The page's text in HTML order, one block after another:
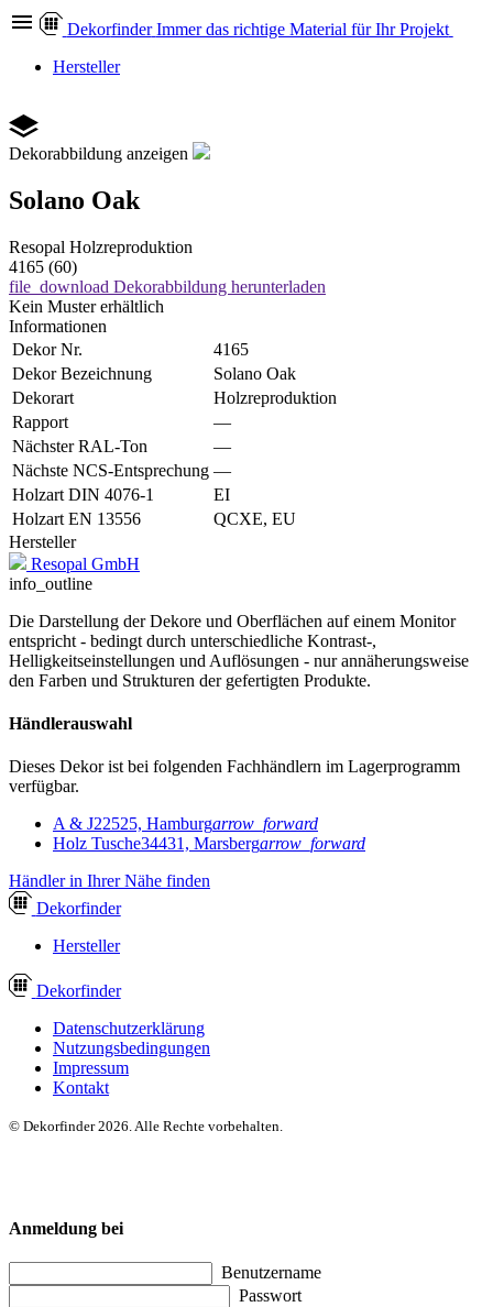
Dekorfinder Immer das richtige Material für Ihr Projekt
Hersteller
Dekorabbildung anzeigen
Solano Oak
Resopal Holzreproduktion
4165 (60)
file_download Dekorabbildung herunterladen
Kein Muster erhältlich
Informationen
Dekor Nr.
4165
Dekor Bezeichnung
Solano Oak
Dekorart
Holzreproduktion
Rapport
—
Nächster RAL-Ton
—
Nächste NCS-Entsprechung —
Holzart DIN 4076-1
EI
Holzart EN 13556
QCXE, EU
Hersteller
Resopal GmbH
info_outline
Die Darstellung der Dekore und Oberflächen auf einem Monitor
entspricht - bedingt durch unterschiedliche Kontrast-,
Helligkeitseinstellungen und Auflösungen - nur annäherungsweise
den Farben und Strukturen der gefertigten Produkte.
Händlerauswahl
Dieses Dekor ist bei folgenden Fachhändlern im Lagerprogramm
verfügbar.
A & J22525, Hamburgarrow_forward
Holz Tusche34431, Marsbergarrow_forward
Händler in Ihrer Nähe finden
Dekorfinder
Hersteller
Dekorfinder
Datenschutzerklärung
Nutzungsbedingungen
Impressum
Kontakt
© Dekorfinder 2026. Alle Rechte vorbehalten.
Anmeldung bei
Benutzername
Passwort